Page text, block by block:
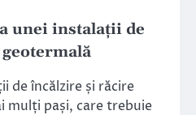
unei instalații de
de încălzire și răcire
mulți pași, care trebuie